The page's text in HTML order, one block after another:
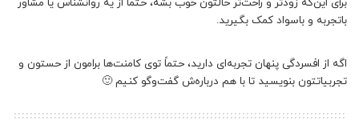
باتجربه و باسواد کمک بگیرید.
اگه از افسردگی پنهان تجربه‌ای دارید، حتماً توی کامنت‌ها برامون از حستون و
تجربیاتتون بنویسید تا با هم درباره‌ش گفت‌و‌گو کنیم 🙂